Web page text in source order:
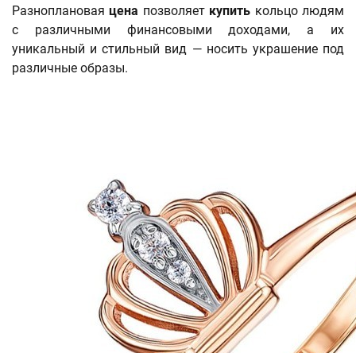
Разноплановаяцена позволяет купить кольцо людям
с различными финансовыми доходами, а их
уникальный и стильный вид — носить украшение под
различные образы.